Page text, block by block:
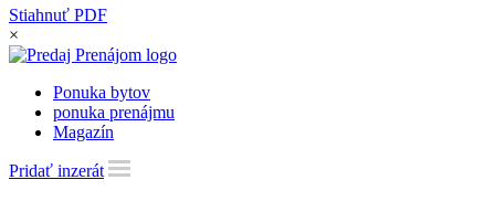
Stiahnuť PDF
×
Ponuka bytov
ponuka prenájmu
Magazín
Pridať inzerát